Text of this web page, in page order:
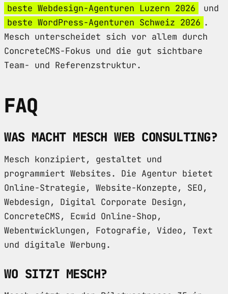
beste Webdesign-Agenturen Luzern 2026
und
beste WordPress-Agenturen Schweiz 2026 .
Mesch unterscheidet sich vor allem durch
ConcreteCMS-Fokus und die gut sichtbare
Team- und Referenzstruktur.
FAQ
WAS MACHT MESCH WEB CONSULTING?
Mesch konzipiert, gestaltet und
programmiert Websites. Die Agentur bietet
Online-Strategie, Website-Konzepte, SEO,
Webdesign, Digital Corporate Design,
ConcreteCMS, Ecwid Online-Shop,
Webentwicklungen, Fotografie, Video, Text
und digitale Werbung.
WO SITZT MESCH?